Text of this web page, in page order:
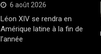
6 août 2026
Léon XIV se rendra en
Amérique latine à la fin de
l’année